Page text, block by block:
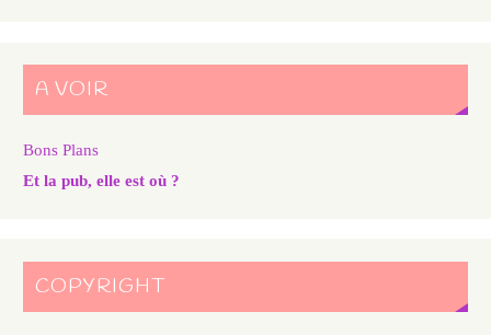
A VOIR
Bons Plans
Et la pub, elle est où ?
COPYRIGHT